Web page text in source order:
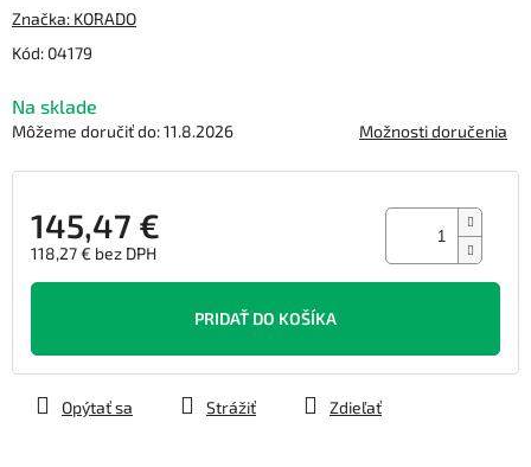
Kód: 04179
Na sklade
Môžeme doručiť do:11.8.2026 Možnosti doručenia
145,47 €
118,27 € bez DPH
Jednotková
PRIDAŤ DO KOŠÍKA
Opýtať sa Strážiť Zdieľať
produktu
0,0
5
hviezdičiek.
Značka: KORADO